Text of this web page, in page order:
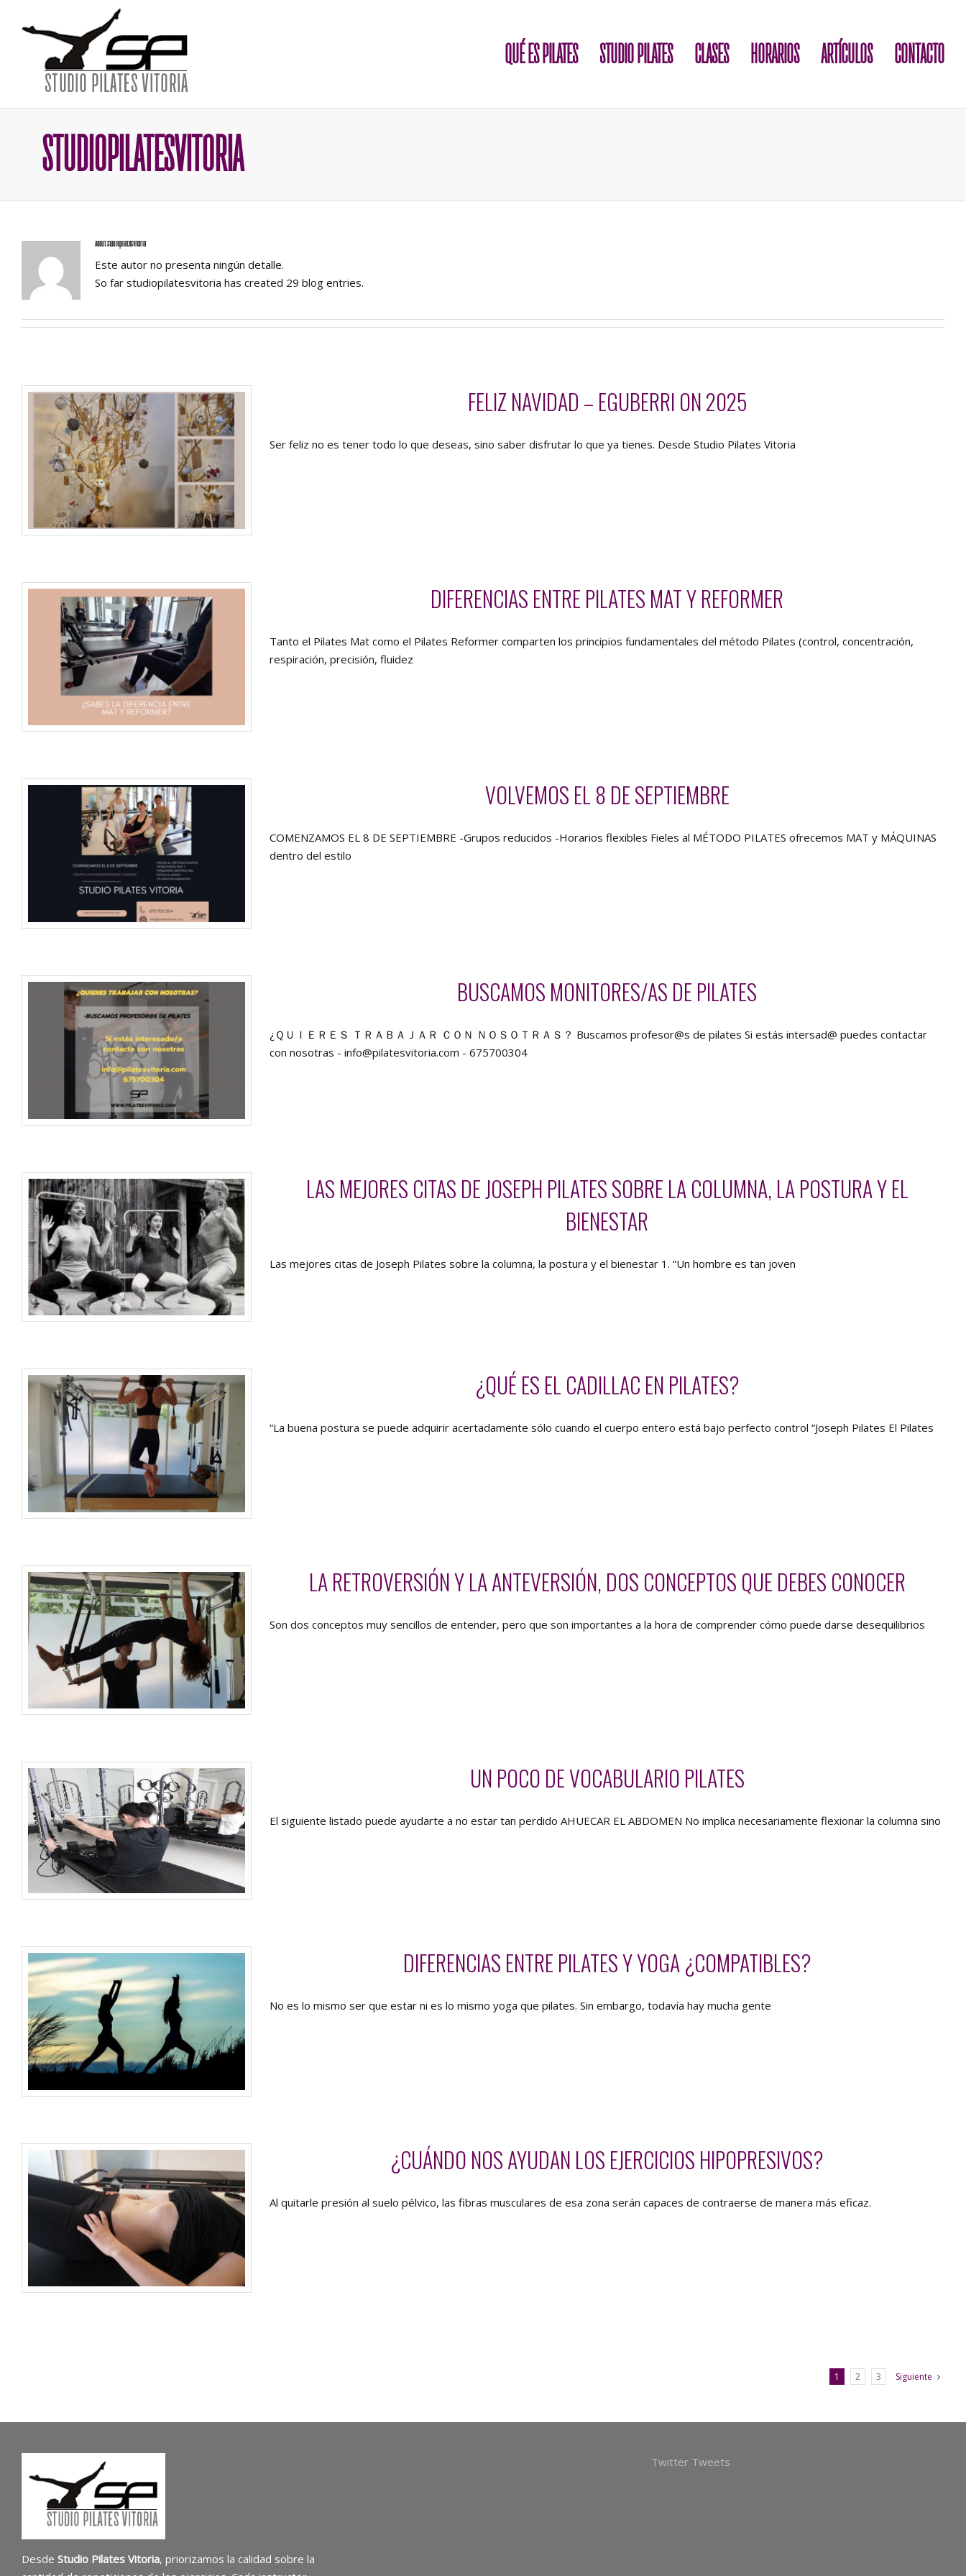
QUÉ ES PILATES STUDIO PILATES CLASES HORARIOS ARTÍCULOS CONTACTO
STUDIOPILATESVITORIA
Aboutstudiopilatesvitoria
Este autor no presenta ningún detalle.
So far studiopilatesvitoria has created 29 blog entries.
FELIZ NAVIDAD – EGUBERRI ON 2025
Ser feliz no es tener todo lo que deseas, sino saber disfrutar lo que ya tienes. Desde Studio Pilates Vitoria
DIFERENCIAS ENTRE PILATES MAT Y REFORMER
Tanto el Pilates Mat como el Pilates Reformer comparten los principios fundamentales del método Pilates (control, concentración,
respiración, precisión, fluidez
VOLVEMOS EL 8 DE SEPTIEMBRE
COMENZAMOS EL 8 DE SEPTIEMBRE -Grupos reducidos -Horarios flexibles Fieles al MÉTODO PILATES ofrecemos MAT y MÁQUINAS
dentro del estilo
BUSCAMOS MONITORES/AS DE PILATES
¿ＱＵＩＥＲＥＳ ＴＲＡＢＡＪＡＲ ＣＯＮ ＮＯＳＯＴＲＡＳ？ Buscamos profesor@s de pilates Si estás intersad@ puedes contactar
con nosotras - info@pilatesvitoria.com - 675700304
LAS MEJORES CITAS DE JOSEPH PILATES SOBRE LA COLUMNA, LA POSTURA Y EL
BIENESTAR
Las mejores citas de Joseph Pilates sobre la columna, la postura y el bienestar 1. “Un hombre es tan joven
¿QUÉ ES EL CADILLAC EN PILATES?
“La buena postura se puede adquirir acertadamente sólo cuando el cuerpo entero está bajo perfecto control “Joseph Pilates El Pilates
LA RETROVERSIÓN Y LA ANTEVERSIÓN, DOS CONCEPTOS QUE DEBES CONOCER
Son dos conceptos muy sencillos de entender, pero que son importantes a la hora de comprender cómo puede darse desequilibrios
UN POCO DE VOCABULARIO PILATES
El siguiente listado puede ayudarte a no estar tan perdido AHUECAR EL ABDOMEN No implica necesariamente flexionar la columna sino
DIFERENCIAS ENTRE PILATES Y YOGA ¿COMPATIBLES?
No es lo mismo ser que estar ni es lo mismo yoga que pilates. Sin embargo, todavía hay mucha gente
¿CUÁNDO NOS AYUDAN LOS EJERCICIOS HIPOPRESIVOS?
Al quitarle presión al suelo pélvico, las fibras musculares de esa zona serán capaces de contraerse de manera más eficaz.
1 2 3 Siguiente
Desde Studio Pilates Vitoria, priorizamos la calidad sobre la
Twitter Tweets